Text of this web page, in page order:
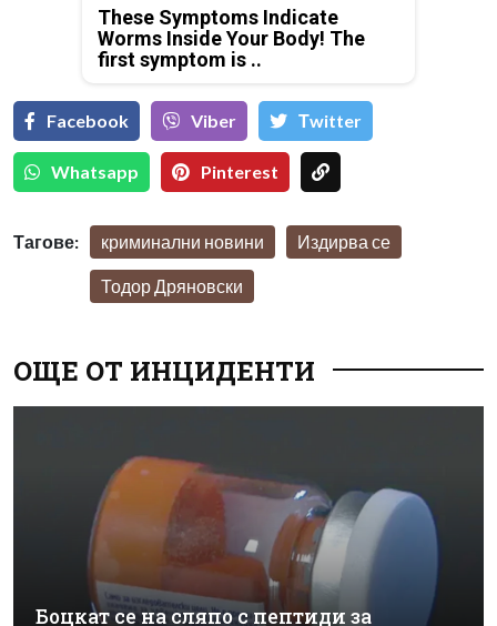
These Symptoms Indicate
Worms Inside Your Body! The
first symptom is ..
Facebook Viber Тwitter
Whatsapp Pinterest
Тагове: криминални новини Издирва се
Тодор Дряновски
ОЩЕ ОТ ИНЦИДЕНТИ
Боцкат се на сляпо с пептиди за